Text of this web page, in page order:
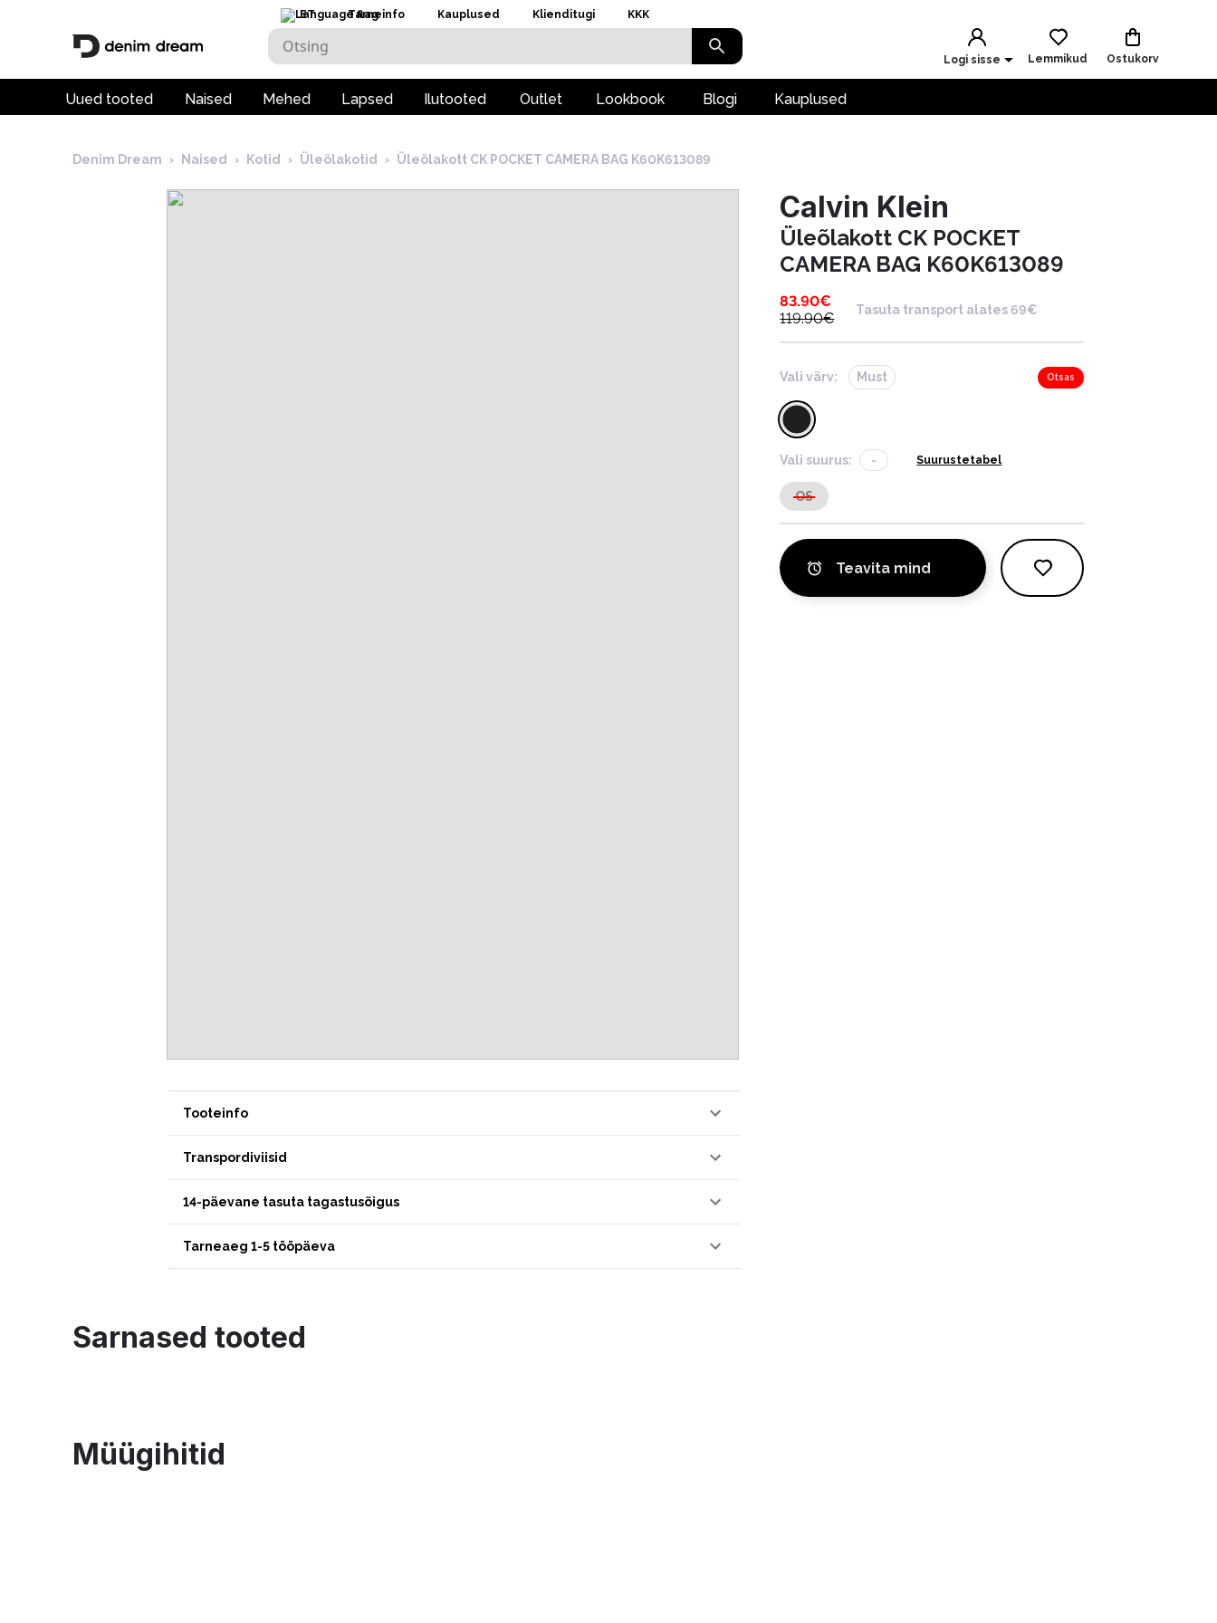
ET Tarneinfo Kauplused Klienditugi KKK
Logi sisse Lemmikud Ostukorv
Uued tooted Naised Mehed Lapsed Ilutooted Outlet Lookbook Blogi Kauplused
Denim Dream › Naised › Kotid › Üleõlakotid › Üleõlakott CK POCKET CAMERA BAG K60K613089
Tooteinfo
Transpordiviisid
14-päevane tasuta tagastusõigus
Tarneaeg 1-5 tööpäeva
Calvin Klein
Üleõlakott CK POCKET
CAMERA BAG K60K613089
83.90€
119.90€
Tasuta transport alates 69€
Vali värv: Must Otsas
Vali suurus: - Suurustetabel
OS
Teavita mind
Sarnased tooted
Müügihitid